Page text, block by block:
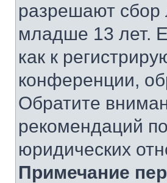
разрешают
младше 13 лет.
как к
конференции,
Обратите
рекомендаций
юридических
Примечание